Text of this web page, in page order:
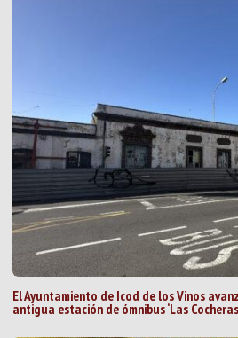
El Ayuntamiento de Icod de los Vinos
antigua estación de ómnibus ‘Las